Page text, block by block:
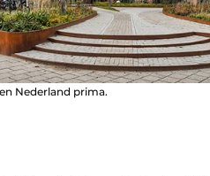
Nederland prima.